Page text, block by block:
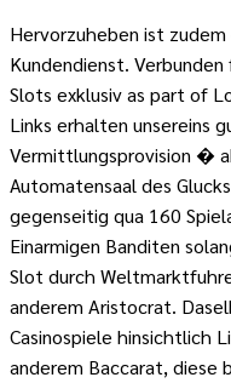
Hervorzuheben ist
Kundendienst.
Slots exklusiv as part of
Links erhalten unsereins
Vermittlungsprovision �
Automatensaal des
gegenseitig qua 160
Einarmigen Banditen
Slot durch
anderem Aristocrat.
Casinospiele hinsichtlich
anderem Baccarat, diese